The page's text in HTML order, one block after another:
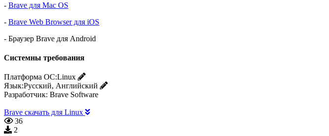
- Brave для Mac OS
- Brave Web Browser для iOS
- Браузер Brave для Android
Системны требования
Платформа ОС:Linux
Язык:Русский, Английский
Разработчик: Brave Software
Brave скачать для Linux
36
2